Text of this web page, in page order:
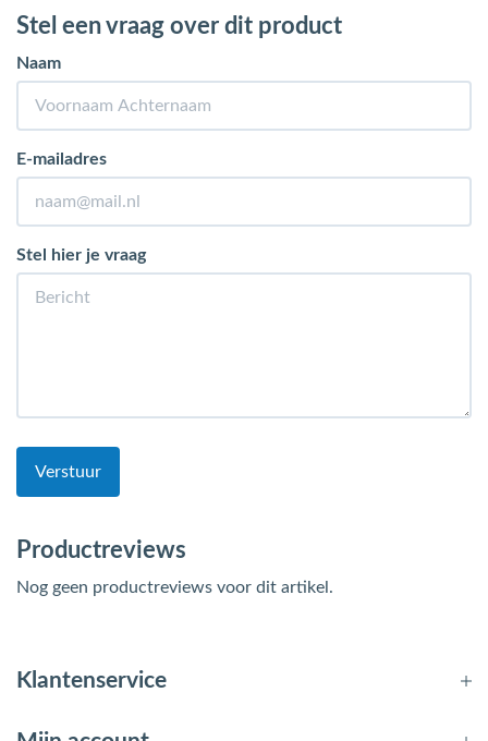
Stel een vraag over dit product
Naam
E-mailadres
Stel hier je vraag
Verstuur
Productreviews
Nog geen productreviews voor dit artikel.
Klantenservice